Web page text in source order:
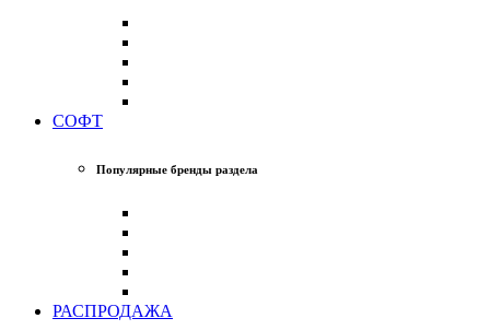
СОФТ
Популярные бренды раздела
РАСПРОДАЖА